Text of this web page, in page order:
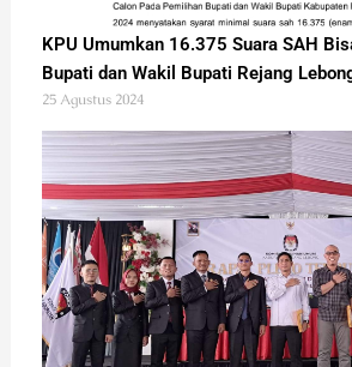
KPU Umumkan 16.375 Suara SAH
Bupati dan Wakil Bupati Rejang
25 Agustus 2024